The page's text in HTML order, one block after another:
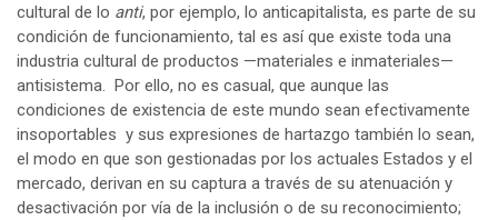
cultural de lo anti, por ejemplo, lo anticapitalista, es parte de su
condición de funcionamiento, tal es así que existe toda una
industria cultural de productos —materiales e inmateriales—
antisistema. Por ello, no es casual, que aunque las
condiciones de existencia de este mundo sean efectivamente
insoportables y sus expresiones de hartazgo también lo sean,
el modo en que son gestionadas por los actuales Estados y el
mercado, derivan en su captura a través de su atenuación y
desactivación por vía de la inclusión o de su reconocimiento;